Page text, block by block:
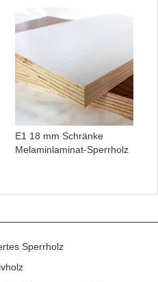
E1 18 mm Schränke
Melaminlaminat-Sperrholz
Sperrholz